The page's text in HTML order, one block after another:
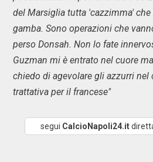
del Marsiglia tutta 'cazzimma'
gamba. Sono operazioni che
perso Donsah. Non lo fate
Guzman mi è entrato nel cuore
chiedo di agevolare gli azzurri nel
trattativa per il francese"
segui CalcioNapoli24.it